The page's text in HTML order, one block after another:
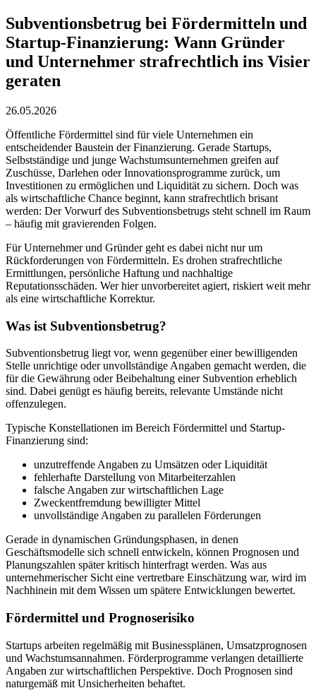
Subventionsbetrug bei Fördermitteln und
Startup-Finanzierung: Wann Gründer
und Unternehmer strafrechtlich ins Visier
geraten
26.05.2026
Öffentliche Fördermittel sind für viele Unternehmen ein
entscheidender Baustein der Finanzierung. Gerade Startups,
Selbstständige und junge Wachstumsunternehmen greifen auf
Zuschüsse, Darlehen oder Innovationsprogramme zurück, um
Investitionen zu ermöglichen und Liquidität zu sichern. Doch was
als wirtschaftliche Chance beginnt, kann strafrechtlich brisant
werden: Der Vorwurf des Subventionsbetrugs steht schnell im Raum
– häufig mit gravierenden Folgen.
Für Unternehmer und Gründer geht es dabei nicht nur um
Rückforderungen von Fördermitteln. Es drohen strafrechtliche
Ermittlungen, persönliche Haftung und nachhaltige
Reputationsschäden. Wer hier unvorbereitet agiert, riskiert weit mehr
als eine wirtschaftliche Korrektur.
Was ist Subventionsbetrug?
Subventionsbetrug liegt vor, wenn gegenüber einer bewilligenden
Stelle unrichtige oder unvollständige Angaben gemacht werden, die
für die Gewährung oder Beibehaltung einer Subvention erheblich
sind. Dabei genügt es häufig bereits, relevante Umstände nicht
offenzulegen.
Typische Konstellationen im Bereich Fördermittel und Startup-
Finanzierung sind:
unzutreffende Angaben zu Umsätzen oder Liquidität
fehlerhafte Darstellung von Mitarbeiterzahlen
falsche Angaben zur wirtschaftlichen Lage
Zweckentfremdung bewilligter Mittel
unvollständige Angaben zu parallelen Förderungen
Gerade in dynamischen Gründungsphasen, in denen
Geschäftsmodelle sich schnell entwickeln, können Prognosen und
Planungszahlen später kritisch hinterfragt werden. Was aus
unternehmerischer Sicht eine vertretbare Einschätzung war, wird im
Nachhinein mit dem Wissen um spätere Entwicklungen bewertet.
Fördermittel und Prognoserisiko
Startups arbeiten regelmäßig mit Businessplänen, Umsatzprognosen
und Wachstumsannahmen. Förderprogramme verlangen detaillierte
Angaben zur wirtschaftlichen Perspektive. Doch Prognosen sind
naturgemäß mit Unsicherheiten behaftet.